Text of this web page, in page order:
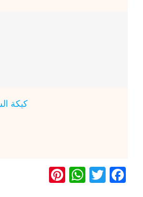
كيكة
Facebook
Twitter
WhatsApp